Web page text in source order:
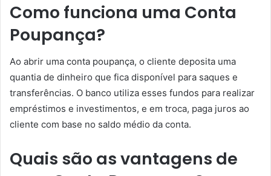
Como funciona uma Conta
Poupança?
Ao abrir uma conta poupança, o cliente deposita uma
quantia de dinheiro que fica disponível para saques e
transferências. O banco utiliza esses fundos para realizar
empréstimos e investimentos, e em troca, paga juros ao
cliente com base no saldo médio da conta.
Quais são as vantagens de